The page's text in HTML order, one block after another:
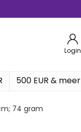
Login
500 EUR & meer
74 gram